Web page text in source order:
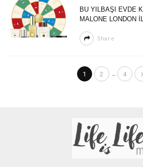
BU YILBAŞI EVDE
MALONE LONDON
Share
1 2 … 4